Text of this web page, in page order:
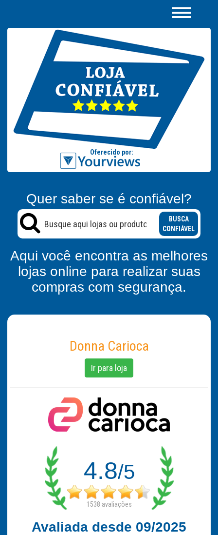
Quer saber se é confiável?
BUSCA
CONFIÁVEL
Aqui você encontra as melhores
lojas online para realizar suas
compras com segurança.
Donna Carioca
Ir para loja
4.8/5
1538 avaliações
Avaliada desde 09/2025